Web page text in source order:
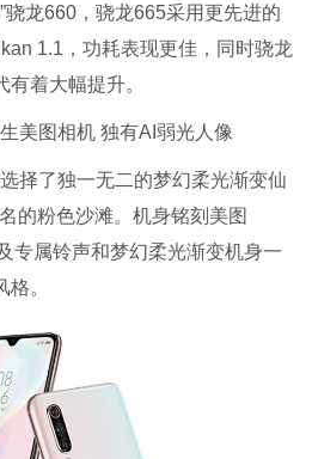
骁龙660，骁龙665采用更先进的
1.1，功耗表现更佳，同时骁龙
着大幅提升。
美图相机 独有AI弱光人像
择了独一无二的梦幻柔光渐变仙
的粉色沙滩。机身铭刻美图
专属铃声和梦幻柔光渐变机身一
。